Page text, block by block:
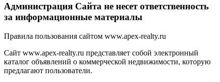
Администрация Сайта не несет ответственность
за информационные материалы
Правила пользования сайтом www.apex-realty.ru
Сайт www.apex-realty.ru представляет собой электронный
каталог объявлений о коммерческой недвижимости, которую
предлагают пользователи.